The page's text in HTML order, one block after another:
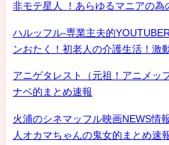
非モテ星人 ！あらゆるマニアの為
ハルッフル-専業主夫的
ンおたく！初老人の介護生活！激
アニゲタレスト（元祖！アニメ
ナベ的まとめ速報
火浦のシネマッフル映画NEWS情
人オカマちゃんの鬼女的まとめ速